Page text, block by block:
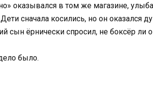
оказывался в том же магазине,
сначала косились, но он
сын ёрнически спросил, не боксёр ли
было.